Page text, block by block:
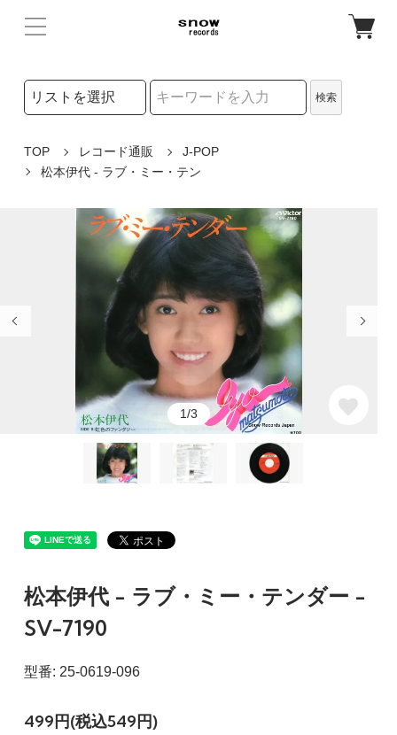
検索リストの選択
検索
TOP レコード通販
J-POP
松本伊代 - ラブ・ミー・テン
1/3
松本伊代 - ラブ・ミー・テンダー -
SV-7190
型番: 25-0619-096
499円(税込549円)